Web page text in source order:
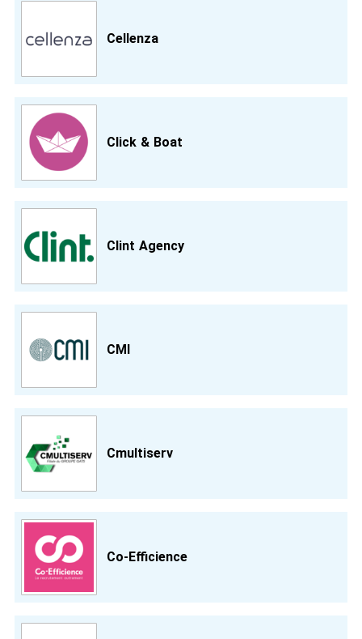
Cellenza
Click & Boat
Clint Agency
CMI
Cmultiserv
Co-Efficience